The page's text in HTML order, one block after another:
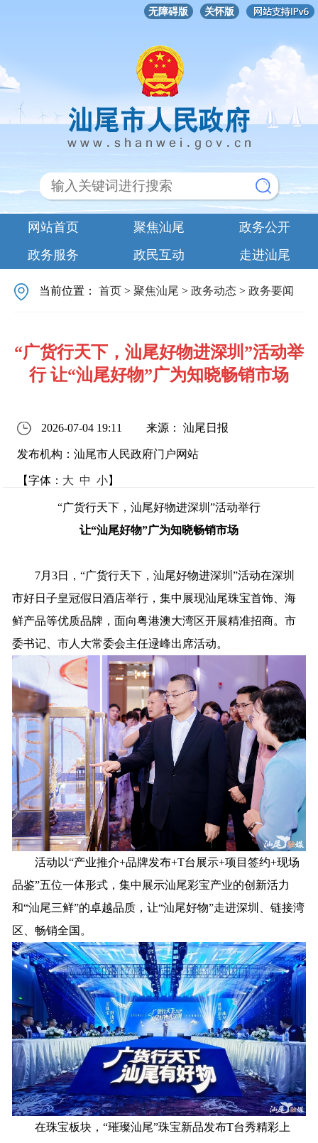
无障碍版 关怀版
网站首页 聚焦汕尾
政务公开
政务服务
政民互动 走进汕尾
当前位置：首页 >聚焦汕尾 >政务动态 >政务要闻
“广货行天下，汕尾好物进深圳”活动举
行 让“汕尾好物”广为知晓畅销市场
2026-07-04 19:11 来源： 汕尾日报
发布机构：汕尾市人民政府门户网站
【字体： 大 中 小】
“广货行天下，汕尾好物进深圳”活动举行
让“汕尾好物”广为知晓畅销市场
7月3日，“广货行天下，汕尾好物进深圳”活动在深圳
市好日子皇冠假日酒店举行，集中展现汕尾珠宝首饰、海
鲜产品等优质品牌，面向粤港澳大湾区开展精准招商。市
委书记、市人大常委会主任逯峰出席活动。
活动以“产业推介+品牌发布+T台展示+项目签约+现场
品鉴”五位一体形式，集中展示汕尾彩宝产业的创新活力
和“汕尾三鲜”的卓越品质 ，让“汕尾好物”走进深圳、链接湾
区、畅销全国 。
在珠宝板块，“璀璨汕尾”珠宝新品发布T台秀精彩上